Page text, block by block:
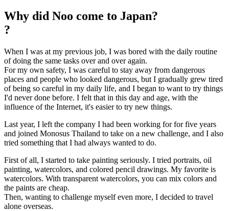
Why did Noo come to Japan?
?
When I was at my previous job, I was bored with the daily routine
of doing the same tasks over and over again.
For my own safety, I was careful to stay away from dangerous
places and people who looked dangerous, but I gradually grew tired
of being so careful in my daily life, and I began to want to try things
I'd never done before. I felt that in this day and age, with the
influence of the Internet, it's easier to try new things.
Last year, I left the company I had been working for for five years
and joined Monosus Thailand to take on a new challenge, and I also
tried something that I had always wanted to do.
First of all, I started to take painting seriously. I tried portraits, oil
painting, watercolors, and colored pencil drawings. My favorite is
watercolors. With transparent watercolors, you can mix colors and
the paints are cheap.
Then, wanting to challenge myself even more, I decided to travel
alone overseas.